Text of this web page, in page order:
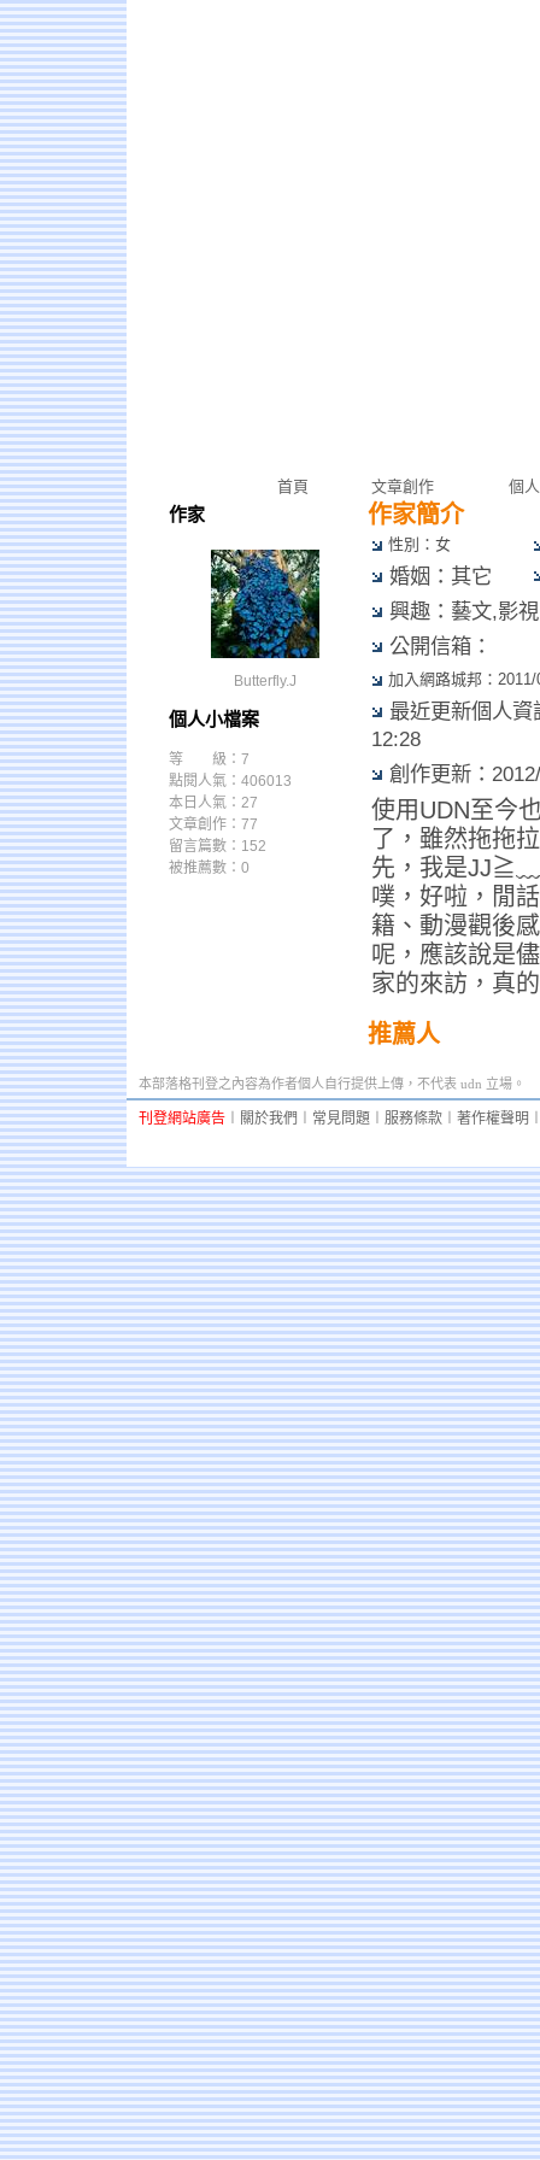
首頁 文章創作 個
作家
Butterfly.J
個人小檔案
等 級：7
點閱人氣：406013
本日人氣：27
文章創作：77
留言篇數：152
被推薦數： 0
作家簡介
性別：女
婚姻：其它
興趣：藝文,影
公開信箱：
加入網路城邦：
最近更新個人資
12:28
創作更新：
使用UDN至今
了，雖然拖拖
先，我是
噗，好啦，閒
籍、動漫觀後
呢，應該說是
家的來訪，真
推薦人
本部落格刊登之內容為作者個人自行提供上傳，不代表 udn 立場。
刊登網站廣告 關於我們 常見問題 服務條款 著作權聲明